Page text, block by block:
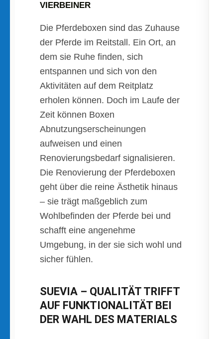
VIERBEINER
Die Pferdeboxen sind das Zuhause
der Pferde im Reitstall. Ein Ort, an
dem sie Ruhe finden, sich
entspannen und sich von den
Aktivitäten auf dem Reitplatz
erholen können. Doch im Laufe der
Zeit können Boxen
Abnutzungserscheinungen
aufweisen und einen
Renovierungsbedarf signalisieren.
Die Renovierung der Pferdeboxen
geht über die reine Ästhetik hinaus
– sie trägt maßgeblich zum
Wohlbefinden der Pferde bei und
schafft eine angenehme
Umgebung, in der sie sich wohl und
sicher fühlen.
SUEVIA – QUALITÄT TRIFFT
AUF FUNKTIONALITÄT BEI
DER WAHL DES MATERIALS